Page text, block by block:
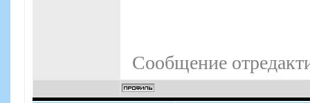
Сообщение